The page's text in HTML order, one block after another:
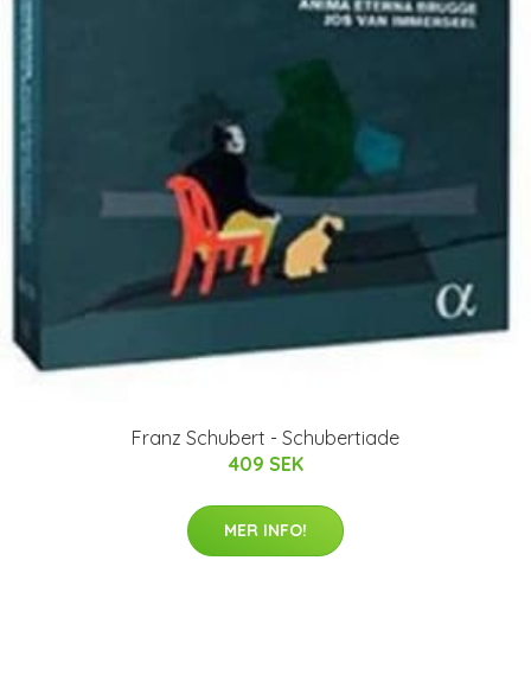
Franz Schubert - Schubertiade
409 SEK
MER INFO!